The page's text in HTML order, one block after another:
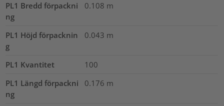
PL1 Bredd förpackni
ng
0.108 m
PL1 Höjd förpacknin
g
0.043 m
PL1 Kvantitet
100
PL1 Längd förpackni
ng
0.176 m